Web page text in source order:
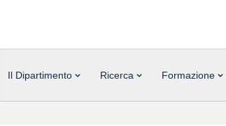
Il Dipartimento Ricerca Formazione